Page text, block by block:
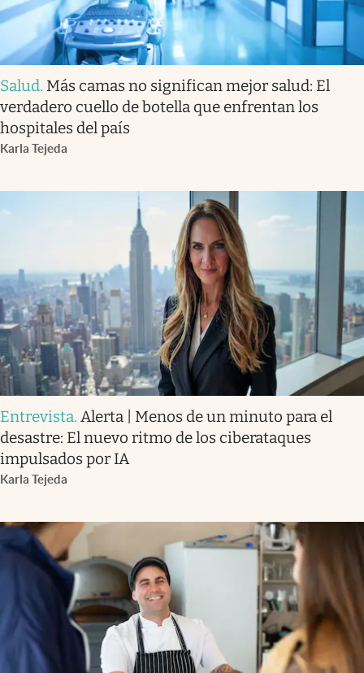
Salud. Más camas no significan mejor salud: El
verdadero cuello de botella que enfrentan los
hospitales del país
Karla Tejeda
Entrevista. Alerta | Menos de un minuto para el
desastre: El nuevo ritmo de los ciberataques
impulsados por IA
Karla Tejeda